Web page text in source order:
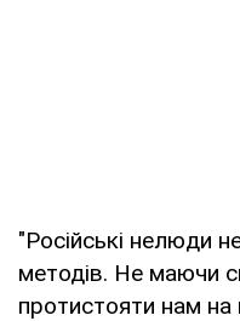
"Російські нелюди
методів. Не маючи
протистояти нам на